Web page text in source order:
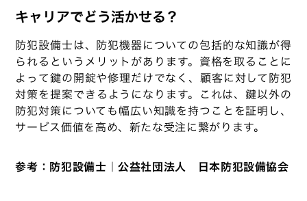
キャリアでどう活かせる？
防犯設備士は、防犯機器についての包括的な知識が得
られるというメリットがあります。資格を取ることに
よって鍵の開錠や修理だけでなく、顧客に対して防犯
対策を提案できるようになります。これは、鍵以外の
防犯対策についても幅広い知識を持つことを証明し、
サービス価値を高め、新たな受注に繋がります。
参考： 防犯設備士｜公益社団法人 日本防犯設備協会